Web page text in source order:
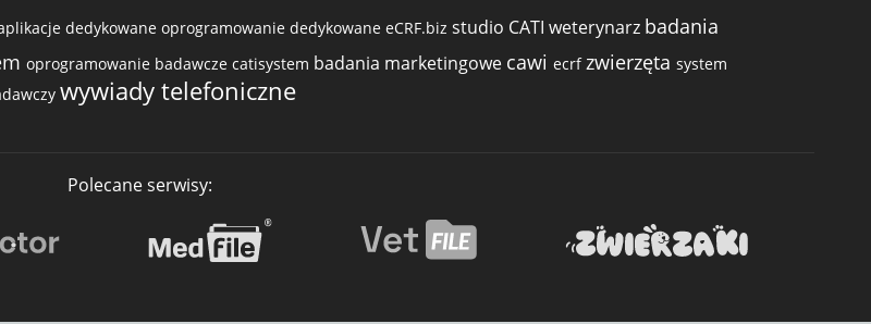
dedykowane oprogramowanie dedykowane eCRF.biz studio CATI weterynarz badania
oprogramowanie badawcze catisystem badania marketingowe cawi ecrfzwierzęta system
wywiady telefoniczne
Polecane serwisy: